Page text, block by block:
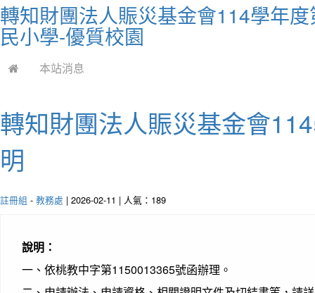
轉知財團法人賑災基金會114學年
民小學-優質校園
本站消息
轉知財團法人賑災基金會
明
註冊組 - 教務處 | 2026-02-11 | 人氣：189
說明：
一、依桃教中字第1150013365號函辦理。